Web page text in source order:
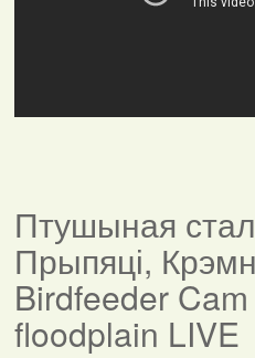
Птушыная
Прыпяці,
Birdfeeder
floodplain LIVE